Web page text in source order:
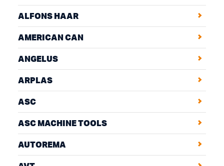
ALFONS HAAR
AMERICAN CAN
ANGELUS
ARPLAS
ASC
ASC MACHINE TOOLS
AUTOREMA